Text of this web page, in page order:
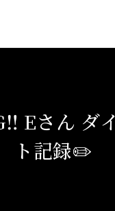
Eさん ダ
ト記録✏️